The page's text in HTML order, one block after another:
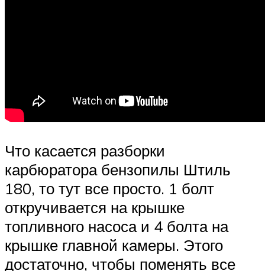
Что касается разборки
карбюратора бензопилы Штиль
180, то тут все просто. 1 болт
откручивается на крышке
топливного насоса и 4 болта на
крышке главной камеры. Этого
достаточно, чтобы поменять все